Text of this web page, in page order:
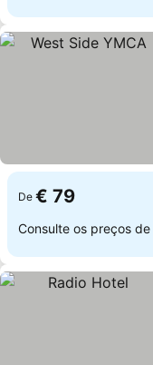
De € 79
Consulte os preços de